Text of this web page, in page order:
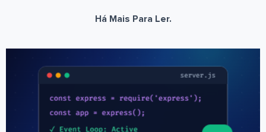
Há Mais Para Ler.